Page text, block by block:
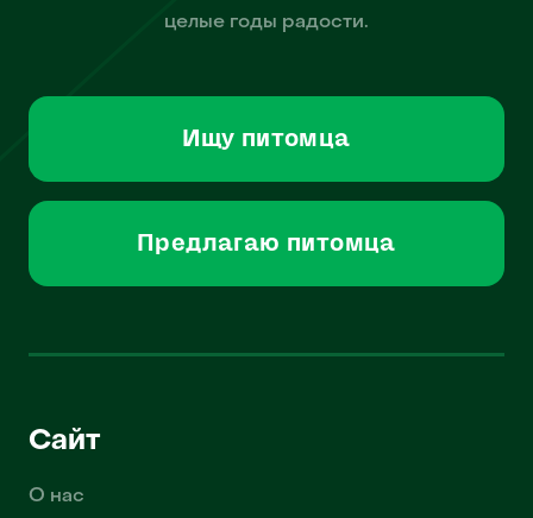
целые годы радости.
Ищу питомца
Предлагаю питомца
Сайт
О нас